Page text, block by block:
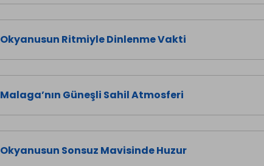
Okyanusun Ritmiyle Dinlenme Vakti
Malaga’nın Güneşli Sahil Atmosferi
Okyanusun Sonsuz Mavisinde Huzur